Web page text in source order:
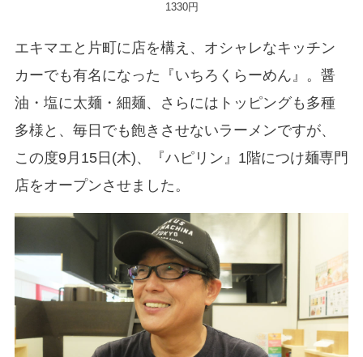
1330円
エキマエと片町に店を構え、オシャレなキッチン
カーでも有名になった『いちろくらーめん』。醤
油・塩に太麺・細麺、さらにはトッピングも多種
多様と、毎日でも飽きさせないラーメンですが、
この度9月15日(木)、『ハピリン』1階につけ麺専門
店をオープンさせました。